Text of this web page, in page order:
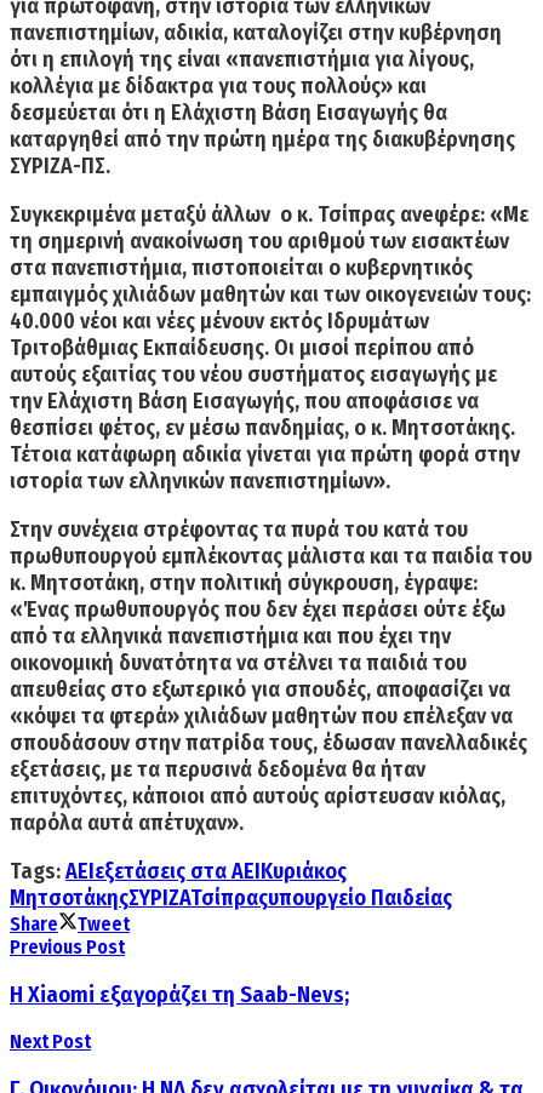
για πρωτοφανή, στην ιστορία των ελληνικών
πανεπιστημίων, αδικία, καταλογίζει στην κυβέρνηση
ότι η επιλογή της είναι «πανεπιστήμια για λίγους,
κολλέγια με δίδακτρα για τους πολλούς» και
δεσμεύεται ότι η Ελάχιστη Βάση Εισαγωγής θα
καταργηθεί από την πρώτη ημέρα της διακυβέρνησης
ΣΥΡΙΖΑ-ΠΣ.
Συγκεκριμένα μεταξύ άλλων ο κ. Τσίπρας ανeφέρε: «Με
τη σημερινή ανακοίνωση του αριθμού των εισακτέων
στα πανεπιστήμια, πιστοποιείται ο κυβερνητικός
εμπαιγμός χιλιάδων μαθητών και των οικογενειών τους:
40.000 νέοι και νέες μένουν εκτός Ιδρυμάτων
Τριτοβάθμιας Εκπαίδευσης. Οι μισοί περίπου από
αυτούς εξαιτίας του νέου συστήματος εισαγωγής με
την Ελάχιστη Βάση Εισαγωγής, που αποφάσισε να
θεσπίσει φέτος, εν μέσω πανδημίας, ο κ. Μητσοτάκης.
Τέτοια κατάφωρη αδικία γίνεται για πρώτη φορά στην
ιστορία των ελληνικών πανεπιστημίων».
Στην συνέχεια στρέφοντας τα πυρά του κατά του
πρωθυπουργού εμπλέκοντας μάλιστα και τα παιδία του
κ. Μητσοτάκη, στην πολιτική σύγκρουση, έγραψε:
«Ένας πρωθυπουργός που δεν έχει περάσει ούτε έξω
από τα ελληνικά πανεπιστήμια και που έχει την
οικονομική δυνατότητα να στέλνει τα παιδιά του
απευθείας στο εξωτερικό για σπουδές, αποφασίζει να
«κόψει τα φτερά» χιλιάδων μαθητών που επέλεξαν να
σπουδάσουν στην πατρίδα τους, έδωσαν πανελλαδικές
εξετάσεις, με τα περυσινά δεδομένα θα ήταν
επιτυχόντες, κάποιοι από αυτούς αρίστευσαν κιόλας,
παρόλα αυτά απέτυχαν».
Tags:ΑΕΙεξετάσεις στα ΑΕΙΚυριάκος
ΜητσοτάκηςΣΥΡΙΖΑΤσίπραςυπουργείο Παιδείας
Share
Tweet
Previous Post
Η Xiaomi εξαγοράζει τη Saab-Nevs;
Next Post